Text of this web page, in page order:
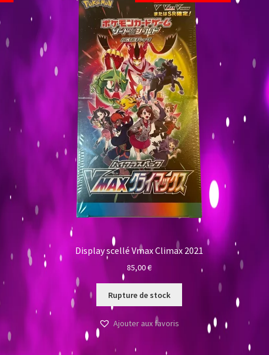
Display scellé Vmax Climax 2021
85,00€
Rupture de stock
Ajouter aux favoris